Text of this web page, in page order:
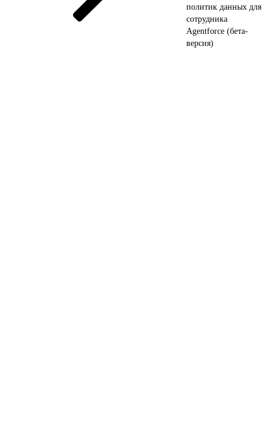
политик данных для
сотрудника
Agentforce (бета-
версия)